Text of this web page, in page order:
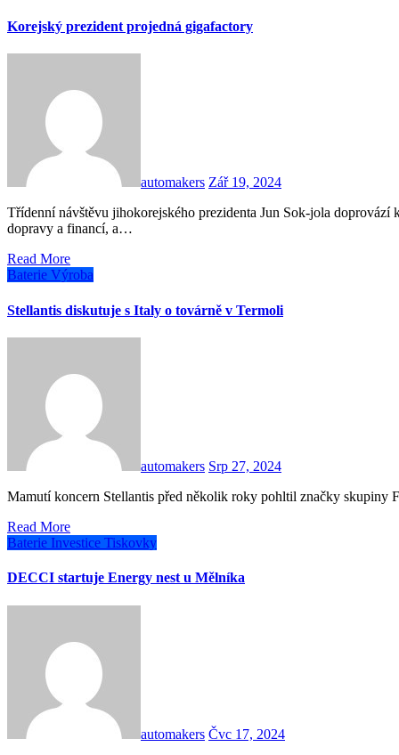
Korejský prezident projedná gigafactory
automakers Zář 19, 2024
Třídenní návštěvu jihokorejského prezidenta Jun Sok-jola doprovází korejští ministři obchodu a průmyslu, zahraničních věcí,
dopravy a financí, a…
Read More
Baterie Výroba
Stellantis diskutuje s Italy o továrně v Termoli
automakers Srp 27, 2024
Mamutí koncern Stellantis před několik roky pohltil značky
Read More
Baterie Investice Tiskovky
DECCI startuje Energy nest u Mělníka
automakers Čvc 17, 2024